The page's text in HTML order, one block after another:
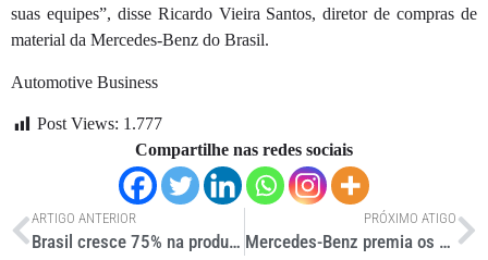
suas equipes”, disse Ricardo Vieira Santos, diretor de compras de
material da Mercedes-Benz do Brasil.
Automotive Business
Post Views: 1.777
Compartilhe nas redes sociais
ARTIGO ANTERIOR
Brasil cresce 75% na produção de vagões
PRÓXIMO ATIGO
Mercedes-Benz premia os melhores fornecedores de 2011